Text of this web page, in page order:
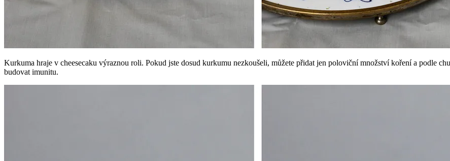
Kurkuma hraje v cheesecaku výraznou roli. Pokud jste dosud kurkumu nezkoušeli, můžete přidat jen poloviční množství koření a podle
budovat imunitu.